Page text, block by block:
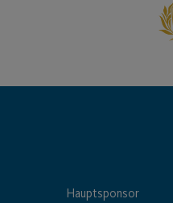
Hauptsponsor